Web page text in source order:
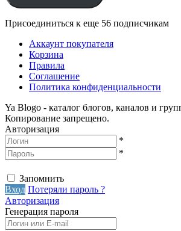
Присоединиться к еще 56 подписчикам
Аккаунт покупателя
Корзина
Правила
Соглашение
Политика конфиденциальности
Ya Blogo - каталог блогов, каналов и
Копирование запрещено.
Авторизация
*
*
Запомнить
Вход Потеряли пароль ?
Авторизация
Генерация пароля